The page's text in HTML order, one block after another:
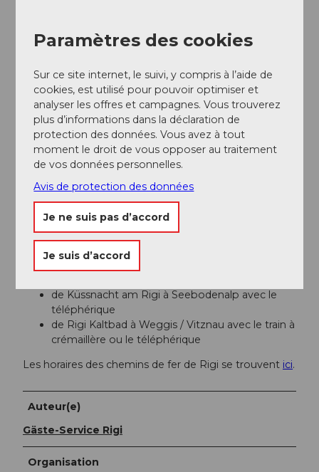
station inférieure du téléphérique Küssnacht-
Nous recommandons cependant les transports
publics plutôt que la voiture : vous pouvez vous
détendre, profiter et faire quelque chose de bien pour
l’environnement.
Transports en commun
Vous prenez les transports publics jusqu'à la station
inférieure du téléphérique Küssnacht-Seebodenalp.
En cas de forte affluence, le téléphérique circule en
continu.
ticket de randonnée
les trajets en train suivants :
de Küssnacht am Rigi à Seebodenalp avec le
téléphérique
de Rigi Kaltbad à Weggis / Vitznau avec le train à
crémaillère ou le téléphérique
Les horaires des chemins de fer de Rigi se trouvent ici.
Auteur(e)
Gäste-Service Rigi
Organisation
Paramètres des cookies
Sur ce site internet, le suivi, y compris à l’aide de
cookies, est utilisé pour pouvoir optimiser et
analyser les offres et campagnes. Vous trouverez
plus d’informations dans la déclaration de
protection des données. Vous avez à tout
moment le droit de vous opposer au traitement
de vos données personnelles.
Avis de protection des données
Je ne suis pas d’accord
Je suis d’accord